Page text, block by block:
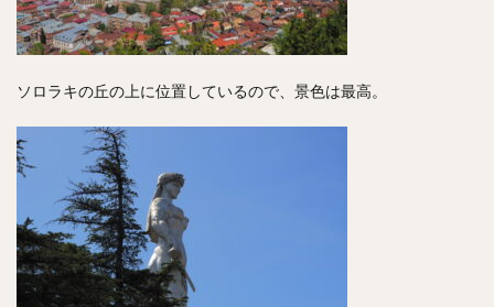
ソロラキの丘の上に位置しているので、景色は最高。